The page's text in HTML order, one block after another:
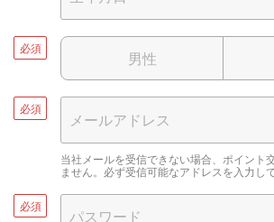
必須
男性
必須
当社メールを受信できない場合、ポイント
ません。必ず受信可能なアドレスを入力し
必須